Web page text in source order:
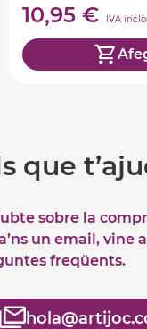
10,95 € IVA
que
sobre la
un email, vine
freqüents.